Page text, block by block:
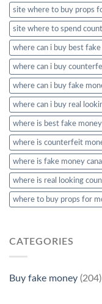
site where to buy props
site where to spend
where can i buy best
where can i buy
where can i buy fake
where can i buy real
where is best fake
where is counterfeit
where is fake money
where is real looking
where to buy props for
CATEGORIES
Buy fake money (204)